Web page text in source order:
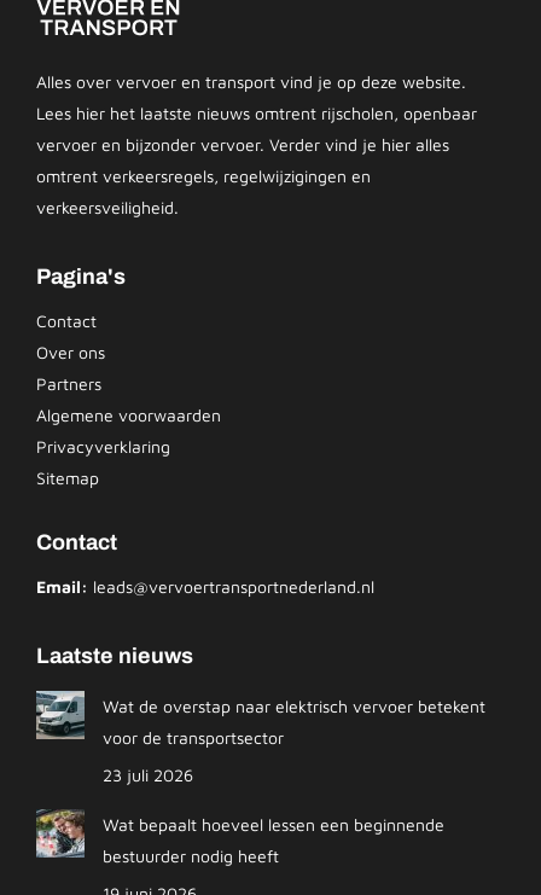
Alles over vervoer en transport vind je op deze website.
Lees hier het laatste nieuws omtrent rijscholen, openbaar
vervoer en bijzonder vervoer. Verder vind je hier alles
omtrent verkeersregels, regelwijzigingen en
verkeersveiligheid.
Pagina's
Contact
Over ons
Partners
Algemene voorwaarden
Privacyverklaring
Sitemap
Contact
Email: leads@vervoertransportnederland.nl
Laatste nieuws
Wat de overstap naar elektrisch vervoer betekent
voor de transportsector
23 juli 2026
Wat bepaalt hoeveel lessen een beginnende
bestuurder nodig heeft